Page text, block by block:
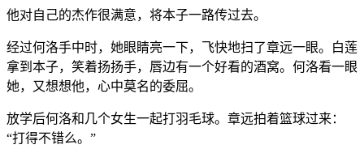
他对自己的杰作很满意，将本子一路传过去。
经过何洛手中时，她眼睛亮一下，飞快地扫了章远一眼。白莲
拿到本子，笑着扬扬手，唇边有一个好看的酒窝。何洛看一眼
她，又想想他，心中莫名的委屈。
放学后何洛和几个女生一起打羽毛球。章远拍着篮球过来：
“打得不错么。”